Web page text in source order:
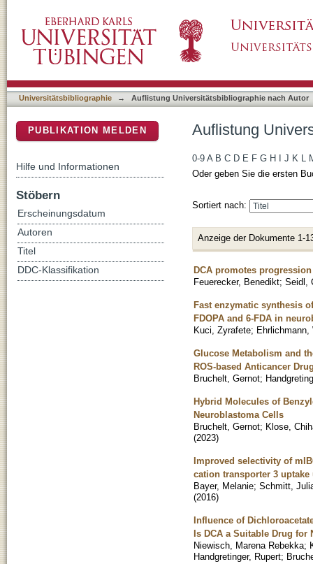
Universitätsbibliographie → Auflistung Universitätsbibliographie nach Autor
Auflistung
0-9 A B C D E F G H J K L
Oder geben Sie die ersten
Sortiert nach:
Anzeige der Dokumente 1-
DCA promotes
Feuerecker, Benedikt; Seidl,
Fast enzymatic synthesis
FDOPA and 6-FDA in
Kuci, Zyrafete; Ehrlichmann,
Glucose Metabolism and
ROS-based Anticancer
Bruchelt, Gernot;
Hybrid Molecules of
Neuroblastoma Cells
Bruchelt, Gernot; Klose,
(2023)
Improved selectivity of
cation transporter 3
Bayer, Melanie; Schmitt,
(2016)
Influence of
Is DCA a Suitable Drug for
Niewisch, Marena Rebekka;
Handgretinger, Rupert;
PUBLIKATION MELDEN
Hilfe und Informationen
Stöbern
Erscheinungsdatum
Autoren
Titel
DDC-Klassifikation